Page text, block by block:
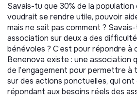
Savais-tu que 30% de la population
voudrait se rendre utile, pouvoir
mais ne sait pas comment ? Savais-
association sur deux a des
bénévoles ? C’est pour répondre à
Benenova existe : une association
de l’engagement pour permettre à
sur des actions ponctuelles, qui ont
répondant aux besoins réels des